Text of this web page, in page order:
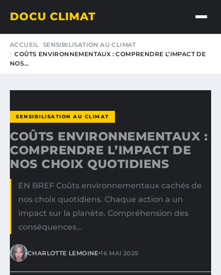
DOCU CLIMAT
ACCUEIL SENSIBILISATION AU CLIMAT
COÛTS ENVIRONNEMENTAUX : COMPRENDRE L’IMPACT DE
NOS…
SENSIBILISATION AU CLIMAT
COÛTS ENVIRONNEMENTAUX :
COMPRENDRE L’IMPACT DE
NOS CHOIX QUOTIDIENS
EN BREF Coûts environnementaux cachés de
nos choix quotidiens. Chaque action a un
impact sur la planète. Compréhension des
conséquences…
CHARLOTTE LEMOINE•16 MAI 2025